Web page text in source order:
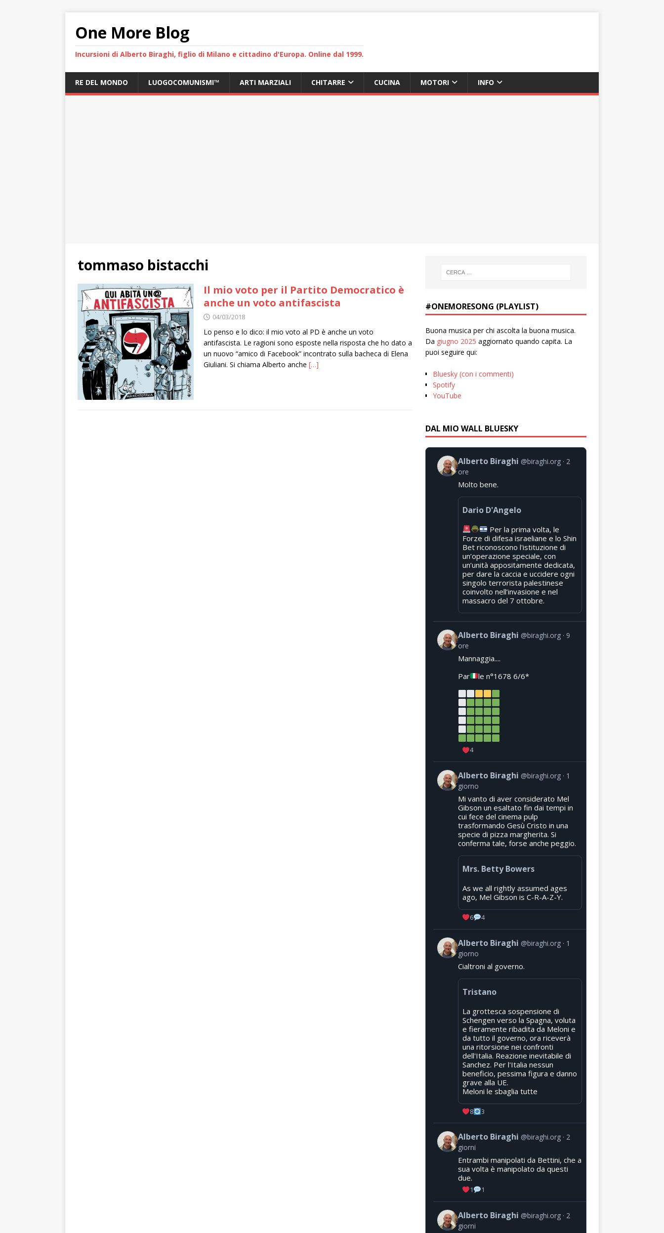
One More Blog
Incursioni di Alberto Biraghi, figlio di Milano e cittadino d'Europa. Online dal 1999.
RE DEL MONDO LUOGOCOMUNISMI™ ARTI MARZIALI CHITARRE CUCINA MOTORI INFO
tommaso bistacchi
Il mio voto per il Partito Democratico è
anche un voto antifascista
04/03/2018
Lo penso e lo dico: il mio voto al PD è anche un voto
antifascista. Le ragioni sono esposte nella risposta che ho dato a
un nuovo “amico di Facebook” incontrato sulla bacheca di Elena
Giuliani. Si chiama Alberto anche […]
#ONEMORESONG (PLAYLIST)
Buona musica per chi ascolta la buona musica.
Da giugno 2025 aggiornato quando capita. La
puoi seguire qui:
Bluesky (con i commenti)
Spotify
YouTube
DAL MIO WALL BLUESKY
Alberto Biraghi @biraghi.org
2
ore
Molto bene.
Dario D'Angelo
Per la prima volta, le
Forze di difesa israeliane e lo Shin
Bet riconoscono l'istituzione di
un’operazione speciale, con
un’unità appositamente dedicata,
per dare la caccia e uccidere ogni
singolo terrorista palestinese
coinvolto nell’invasione e nel
massacro del 7 ottobre.
Alberto Biraghi @biraghi.org
9
ore
Mannaggia....
Par
le n°1678 6/6*
4
Alberto Biraghi @biraghi.org
1
giorno
Mi vanto di aver considerato Mel
Gibson un esaltato fin dai tempi in
cui fece del cinema pulp
trasformando Gesù Cristo in una
specie di pizza margherita. Si
conferma tale, forse anche peggio.
Mrs. Betty Bowers
As we all rightly assumed ages
ago, Mel Gibson is C-R-A-Z-Y.
6 4
Alberto Biraghi @biraghi.org
1
giorno
Cialtroni al governo.
Tristano
La grottesca sospensione di
Schengen verso la Spagna, voluta
e fieramente ribadita da Meloni e
da tutto il governo, ora riceverà
una ritorsione nei confronti
dell'Italia. Reazione inevitabile di
Sanchez. Per l'Italia nessun
beneficio, pessima figura e danno
grave alla UE.
Meloni le sbaglia tutte
8 3
Alberto Biraghi @biraghi.org
2
giorni
Entrambi manipolati da Bettini, che a
sua volta è manipolato da questi
due.
1 1
Alberto Biraghi @biraghi.org
2
giorni